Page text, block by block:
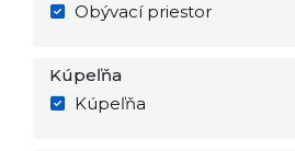
Obývací priestor
Kúpeľňa
Kúpeľňa